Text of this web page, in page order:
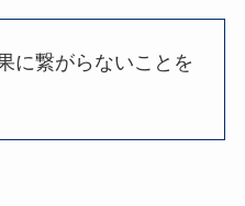
に繋がらないことを